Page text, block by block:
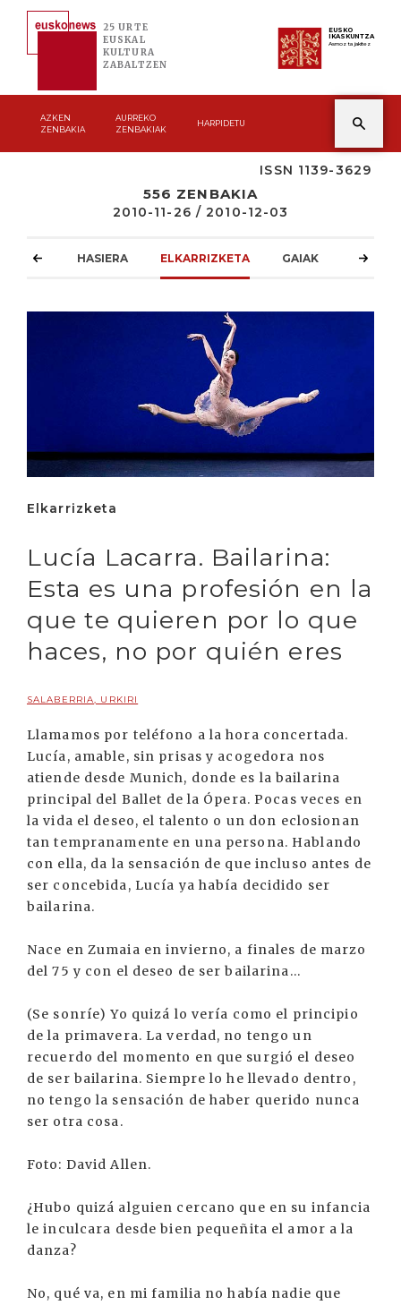
25 URTE
EUSKAL
KULTURA
ZABALTZEN
EUSKO
IKASKUNTZA
Asmoz ta jakitez
AZKEN
ZENBAKIA
AURREKO
ZENBAKIAK
HARPIDETU
ISSN 1139-3629
556 ZENBAKIA
2010-11-26 / 2010-12-03
HASIERA ELKARRIZKETA GAIAK
Elkarrizketa
Lucía Lacarra. Bailarina:
Esta es una profesión en la
que te quieren por lo que
haces, no por quién eres
SALABERRIA, URKIRI
Llamamos por teléfono a la hora concertada.
Lucía, amable, sin prisas y acogedora nos
atiende desde Munich, donde es la bailarina
principal del Ballet de la Ópera. Pocas veces en
la vida el deseo, el talento o un don eclosionan
tan tempranamente en una persona. Hablando
con ella, da la sensación de que incluso antes de
ser concebida, Lucía ya había decidido ser
bailarina.
Nace en Zumaia en invierno, a finales de marzo
del 75 y con el deseo de ser bailarina...
(Se sonríe) Yo quizá lo vería como el principio
de la primavera. La verdad, no tengo un
recuerdo del momento en que surgió el deseo
de ser bailarina. Siempre lo he llevado dentro,
no tengo la sensación de haber querido nunca
ser otra cosa.
Foto: David Allen.
¿Hubo quizá alguien cercano que en su infancia
le inculcara desde bien pequeñita el amor a la
danza?
No, qué va, en mi familia no había nadie que